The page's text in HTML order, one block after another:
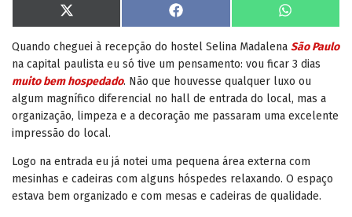
S
h
r
e
o
n
X
(
w
i
t
t
e
r
S
h
r
e
o
n
F
a
e
b
o
o
k
S
h
r
e
o
n
W
h
t
s
A
p
Quando cheguei à recepção do hostel Selina Madalena São Paulo
na capital paulista eu só tive um pensamento: vou ficar 3 dias
muito bem hospedado. Não que houvesse qualquer luxo ou
algum magnífico diferencial no hall de entrada do local, mas a
organização, limpeza e a decoração me passaram uma excelente
impressão do local.
Logo na entrada eu já notei uma pequena área externa com
mesinhas e cadeiras com alguns hóspedes relaxando. O espaço
estava bem organizado e com mesas e cadeiras de qualidade.